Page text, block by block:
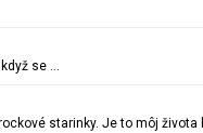
když se …
starinky. Je to môj života